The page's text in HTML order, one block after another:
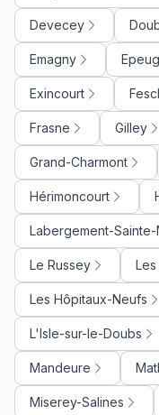
Devecey
Emagny
Exincourt
Frasne Gilley
Grand-Charmont
Hérimoncourt
Labergement-Sainte-
Le Russey
Les Hôpitaux-Neufs
L'Isle-sur-le-Doubs
Mandeure
Miserey-Salines